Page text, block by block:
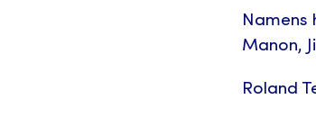
Namens
Manon,
Roland